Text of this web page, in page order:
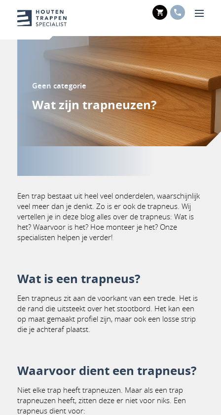
Geen categorie
Wat zijn trapneuzen?
Een trap bestaat uit heel veel onderdelen, waarschijnlijk
veel meer dan je denkt. Zo is er ook de trapneus. Wij
vertellen je in deze blog alles over de trapneus: Wat is
het? Waarvoor is het? Hoe monteer je het? Onze
specialisten helpen je verder!
Wat is een trapneus?
Een trapneus zit aan de voorkant van een trede. Het is
de rand die uitsteekt over het stootbord. Het kan een
op maat gemaakt profiel zijn, maar ook een losse strip
die je achteraf plaatst.
Waarvoor dient een trapneus?
Niet elke trap heeft trapneuzen. Maar als een trap
trapneuzen heeft, zitten deze er niet voor niks. Een
trapneus dient voor: